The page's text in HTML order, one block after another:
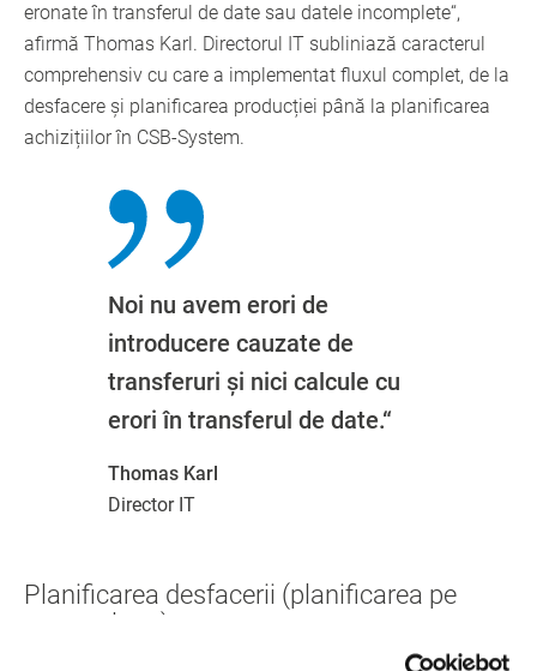
eronate în transferul de date sau datele incomplete“,
afirmă Thomas Karl. Directorul IT subliniază caracterul
comprehensiv cu care a implementat fluxul complet, de la
desfacere și planificarea producției până la planificarea
achizițiilor în CSB-System.
Noi nu avem erori de
introducere cauzate de
transferuri și nici calcule cu
erori în transferul de date.“
Thomas Karl
Director IT
Planificarea desfacerii (planificarea pe
termen lung)